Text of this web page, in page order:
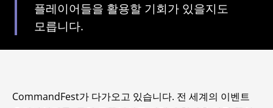
플레이어들을 활용할 기회가 있을지도
모릅니다.
CommandFest가 다가오고 있습니다. 전 세계의 이벤트